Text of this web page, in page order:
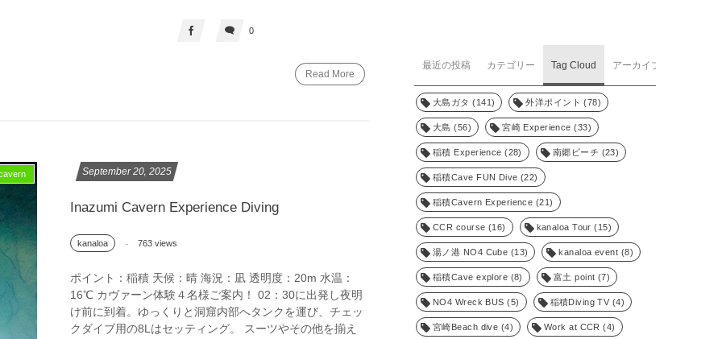
0
Read More
September 20,2025
Inazumi Cavern Experience Diving
kanaloa 763 views
ポイント：稲積 天候：晴 海況：凪 透明度：20m 水温：
16℃ カヴァーン体験４名様ご案内！ 02：30に出発し夜明
け前に到着。ゆっくりと洞窟内部へタンクを運び、チェッ
クダイブ用の8Lはセッティング。 スーツやその他を揃え
最近の投稿 カテゴリー Tag Cloud アーカイブ
大島ガタ (141) 外洋ポイント (78)
大島 (56) 宮崎 Experience (33)
稲積 Experience (28) 南郷ビーチ (23)
稲積Cave FUN Dive (22)
稲積Cavern Experience (21)
CCR course (16) kanaloa Tour (15)
湯ノ港 NO4 Cube (13) kanaloa event (8)
稲積Cave explore (8) 富土 point (7)
NO4 Wreck BUS (5) 稲積Diving TV (4)
宮崎Beach dive (4) Work at CCR (4)